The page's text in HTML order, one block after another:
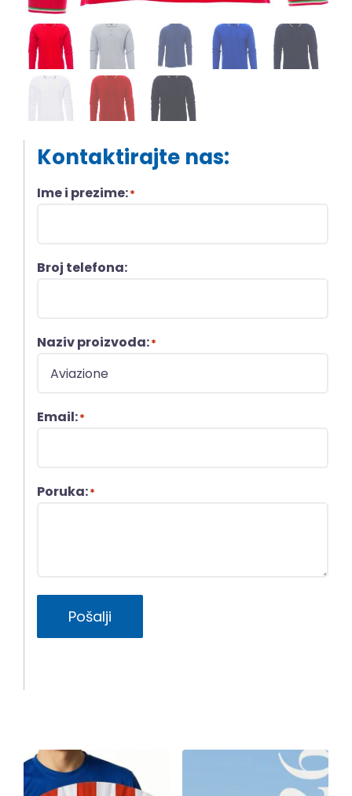
Kontaktirajte nas:
Ime i prezime:*
Broj telefona:
Naziv proizvoda:*
Email:*
Poruka:*
Pošalji